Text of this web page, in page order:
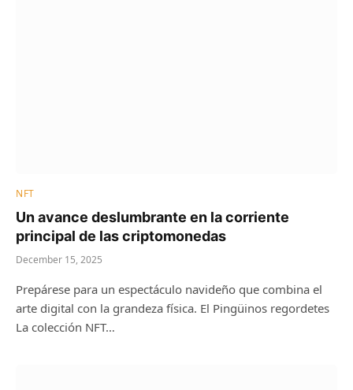
NFT
Un avance deslumbrante en la corriente
principal de las criptomonedas
December 15, 2025
Prepárese para un espectáculo navideño que combina el
arte digital con la grandeza física. El Pingüinos regordetes
La colección NFT…